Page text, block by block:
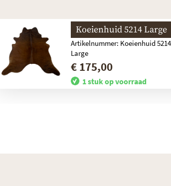
Koeienhuid 5214 Large
Artikelnummer: Koeienhuid 5214
Large
€ 175,00
1 stuk op voorraad